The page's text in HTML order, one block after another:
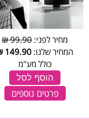
מחיר לפני: 99.90 ₪
המחיר שלנו: 149.90
כולל מע"מ
הוסף לסל
פרטים נוספים